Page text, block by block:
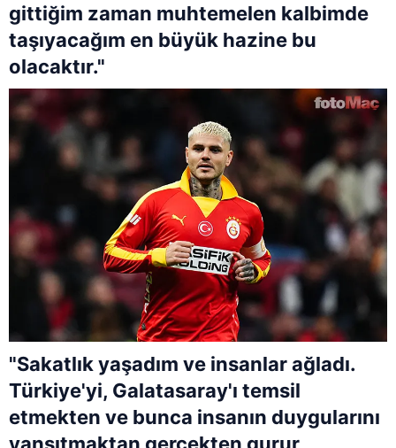
gittiğim zaman muhtemelen kalbimde
taşıyacağım en büyük hazine bu
olacaktır."
"Sakatlık yaşadım ve insanlar ağladı.
Türkiye'yi, Galatasaray'ı temsil
etmekten ve bunca insanın duygularını